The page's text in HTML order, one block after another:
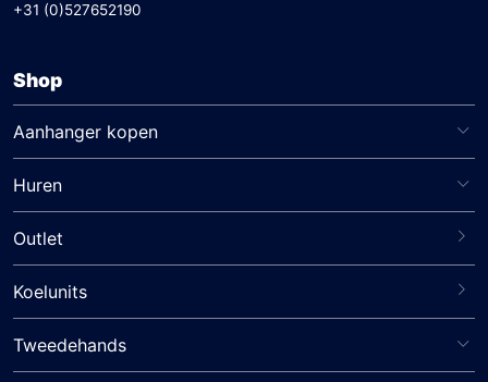
+31 (0)527652190
Shop
Aanhanger kopen
Huren
Outlet
Koelunits
Tweedehands